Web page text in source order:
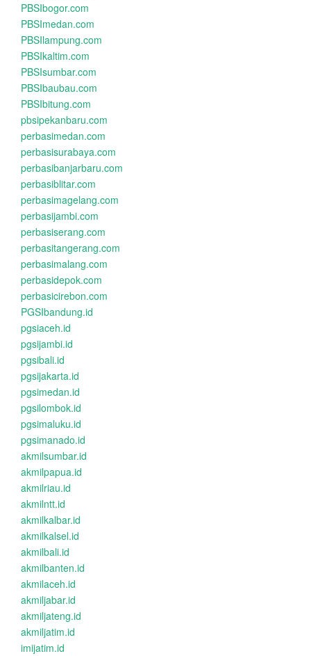
PBSIbogor.com
PBSImedan.com
PBSIlampung.com
PBSIkaltim.com
PBSIsumbar.com
PBSIbaubau.com
PBSIbitung.com
pbsipekanbaru.com
perbasimedan.com
perbasisurabaya.com
perbasibanjarbaru.com
perbasiblitar.com
perbasimagelang.com
perbasijambi.com
perbasiserang.com
perbasitangerang.com
perbasimalang.com
perbasidepok.com
perbasicirebon.com
PGSIbandung.id
pgsiaceh.id
pgsijambi.id
pgsibali.id
pgsijakarta.id
pgsimedan.id
pgsilombok.id
pgsimaluku.id
pgsimanado.id
akmilsumbar.id
akmilpapua.id
akmilriau.id
akmilntt.id
akmilkalbar.id
akmilkalsel.id
akmilbali.id
akmilbanten.id
akmilaceh.id
akmiljabar.id
akmiljateng.id
akmiljatim.id
imijatim.id